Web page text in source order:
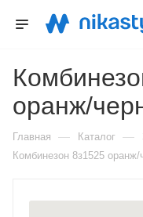
оранж/
Главная — Каталог —
Комбинезон 8з1525